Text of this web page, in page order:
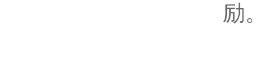
励